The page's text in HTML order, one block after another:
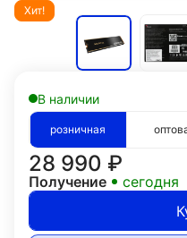
Хит!
В наличии
розничная
28 990 ₽
Получение
сегодня